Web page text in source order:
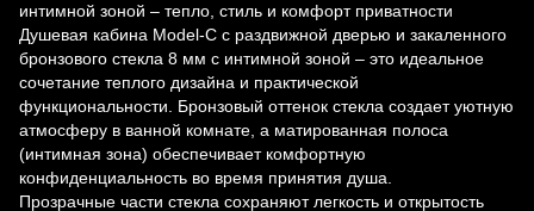
интимной зоной – тепло, стиль и комфорт приватности
Душевая кабина Model-C с раздвижной дверью и закаленного
бронзового стекла 8 мм с интимной зоной – это идеальное
сочетание теплого дизайна и практической
функциональности. Бронзовый оттенок стекла создает уютную
атмосферу в ванной комнате, а матированная полоса
(интимная зона) обеспечивает комфортную
конфиденциальность во время принятия душа.
Прозрачные части стекла сохраняют легкость и открытость